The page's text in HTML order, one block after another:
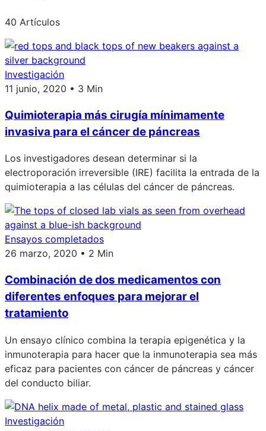
40 Artículos
Investigación
11 junio, 2020 • 3 Min
Quimioterapia más cirugía mínimamente
invasiva para el cáncer de páncreas
Los investigadores desean determinar si la
electroporación irreversible (IRE) facilita la entrada de la
quimioterapia a las células del cáncer de páncreas.
Ensayos completados
26 marzo, 2020 • 2 Min
Combinación de dos medicamentos con
diferentes enfoques para mejorar el
tratamiento
Un ensayo clínico combina la terapia epigenética y la
inmunoterapia para hacer que la inmunoterapia sea más
eficaz para pacientes con cáncer de páncreas y cáncer
del conducto biliar.
Investigación